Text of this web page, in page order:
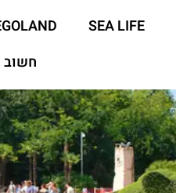
SEA LIFE
חשוב